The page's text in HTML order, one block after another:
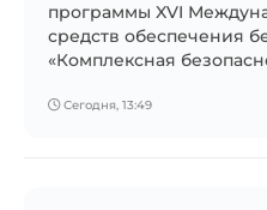
программы XVI
средств обеспечения
«Комплексная
Сегодня, 13:49